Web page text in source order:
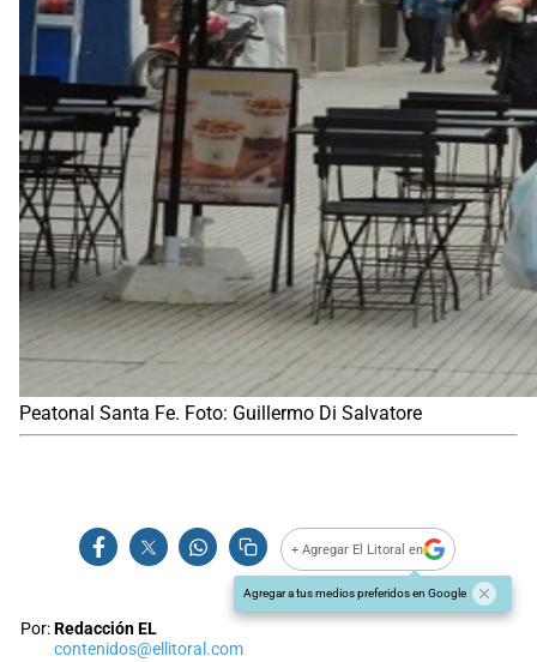
Peatonal Santa Fe. Foto: Guillermo Di Salvatore
+ Agregar El Litoral en
Agregar a tus medios preferidos en Google
Por:Redacción EL
contenidos@ellitoral.com